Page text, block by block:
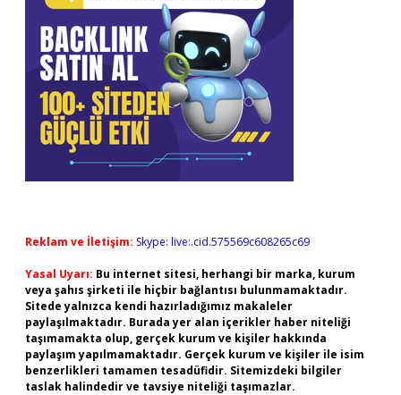
Reklam ve İletişim: Skype: live:.cid.575569c608265c69
Yasal Uyarı: Bu internet sitesi, herhangi bir marka, kurum
veya şahıs şirketi ile hiçbir bağlantısı bulunmamaktadır.
Sitede yalnızca kendi hazırladığımız makaleler
paylaşılmaktadır. Burada yer alan içerikler haber niteliği
taşımamakta olup, gerçek kurum ve kişiler hakkında
paylaşım yapılmamaktadır. Gerçek kurum ve kişiler ile isim
benzerlikleri tamamen tesadüfidir. Sitemizdeki bilgiler
taslak halindedir ve tavsiye niteliği taşımazlar.